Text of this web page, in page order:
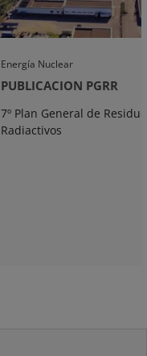
Energía Nuclear
PUBLICACION PGRR
7º Plan General de
Radiactivos